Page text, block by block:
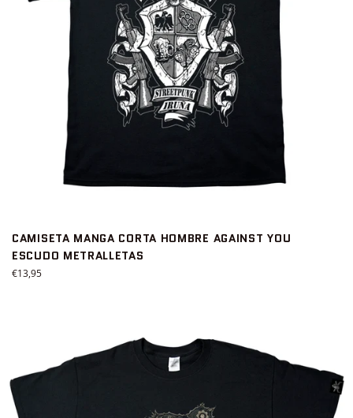
CAMISETA MANGA CORTA HOMBRE AGAINST YOU
ESCUDO METRALLETAS
Precio
€13,95